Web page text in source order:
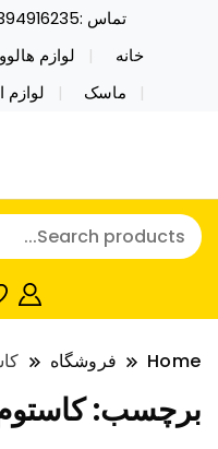
تماس :09394916235
خانه
لوازم
ماسک
لوازم
نایکر توی
ولن تاین
خرید محصولات خاص
توی فروش عمده لوازم
کریسمس اکسسوری
Home فروشگاه
برچسب: